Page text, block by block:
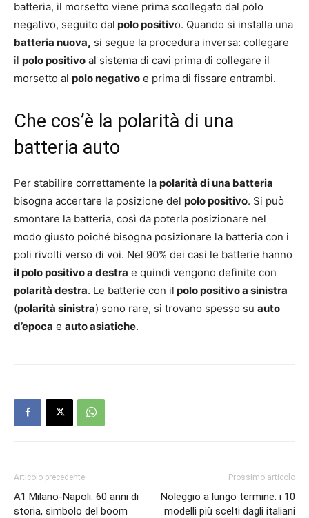
batteria, il morsetto viene prima scollegato dal polo
negativo, seguito dal polo positivo. Quando si installa una
batteria nuova, si segue la procedura inversa: collegare
il polo positivo al sistema di cavi prima di collegare il
morsetto al polo negativo e prima di fissare entrambi.
Che cos’è la polarità di una
batteria auto
Per stabilire correttamente la polarità di una batteria
bisogna accertare la posizione del polo positivo. Si può
smontare la batteria, così da poterla posizionare nel
modo giusto poiché bisogna posizionare la batteria con i
poli rivolti verso di voi. Nel 90% dei casi le batterie hanno
il polo positivo a destra e quindi vengono definite con
polarità destra. Le batterie con il polo positivo a sinistra
(polarità sinistra) sono rare, si trovano spesso su auto
d’epoca e auto asiatiche.
Articolo precedente
A1 Milano-Napoli: 60 anni di
storia, simbolo del boom
Prossimo articolo
Noleggio a lungo termine: i 10
modelli più scelti dagli italiani